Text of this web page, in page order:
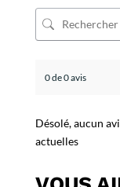
0 de 0 avis
Désolé, aucun
actuelles